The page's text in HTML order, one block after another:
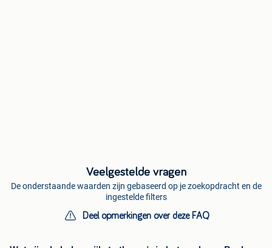
Veelgestelde vragen
De onderstaande waarden zijn gebaseerd op je zoekopdracht en de
ingestelde filters
Deel opmerkingen over deze FAQ